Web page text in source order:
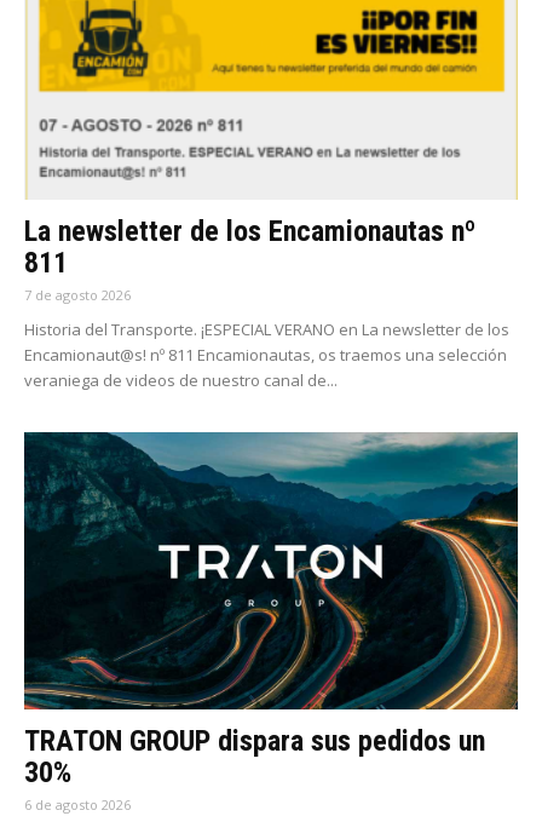
La newsletter de los Encamionautas nº
811
7 de agosto 2026
Historia del Transporte. ¡ESPECIAL VERANO en La newsletter de los
Encamionaut@s! nº 811 Encamionautas, os traemos una selección
veraniega de videos de nuestro canal de...
TRATON GROUP dispara sus pedidos un
30%
6 de agosto 2026